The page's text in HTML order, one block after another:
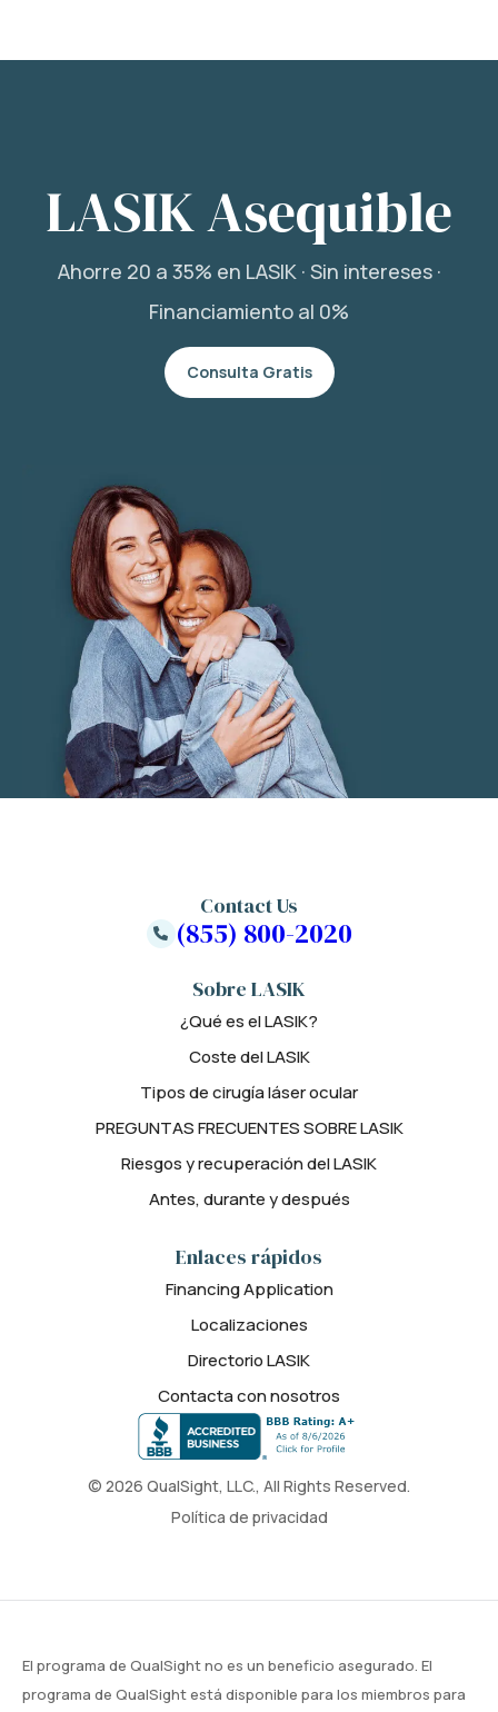
LASIK Asequible
Ahorre 20 a 35% en LASIK · Sin intereses ·
Financiamiento al 0%
Consulta Gratis
© 2026 QualSight, LLC., All Rights Reserved.
Política de privacidad
Sobre LASIK
¿Qué es el LASIK?
Coste del LASIK
Tipos de cirugía láser ocular
PREGUNTAS FRECUENTES SOBRE LASIK
Riesgos y recuperación del LASIK
Antes, durante y después
Enlaces rápidos
Financing Application
Localizaciones
Directorio LASIK
Contacta con nosotros
Contact Us
(855) 800-2020
El programa de QualSight no es un beneficio asegurado. El
programa de QualSight está disponible para los miembros para